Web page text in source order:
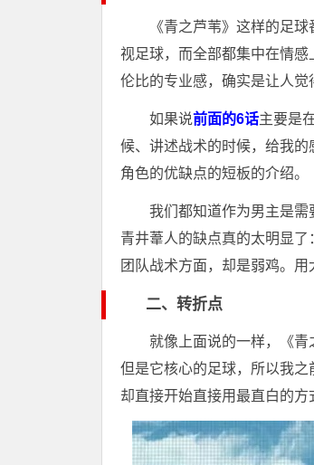
《青之芦苇》这样的足
视足球，而全部都集中在情
伦比的专业感，确实是让人觉
如果说前面的6话主要是
候、讲述战术的时候，给我
角色的优缺点的短板的介绍。
我们都知道作为男主是需
青井葦人的缺点真的太明显
团队战术方面，却是弱鸡。用
二、转折点
就像上面说的一样，《青
但是它核心的足球，所以我之
却直接开始直接用最直白的方